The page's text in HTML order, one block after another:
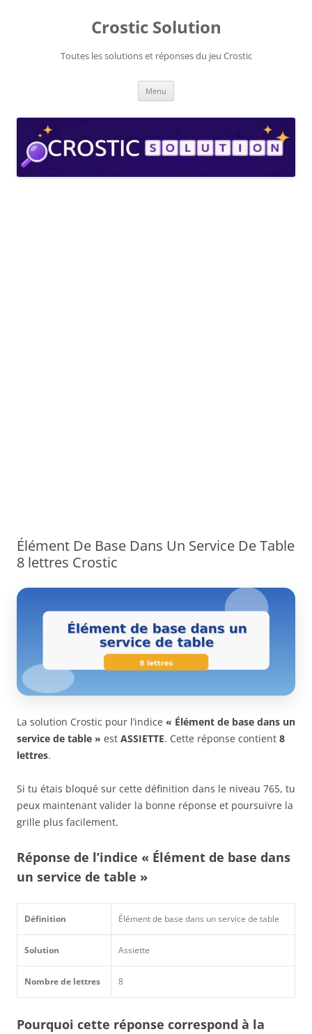
Crostic Solution
Toutes les solutions et réponses du jeu Crostic
Menu
Élément De Base Dans Un Service De Table
8 lettres Crostic
La solution Crostic pour l’indice « Élément de base dans un
service de table » est ASSIETTE. Cette réponse contient 8
lettres.
Si tu étais bloqué sur cette définition dans le niveau 765, tu
peux maintenant valider la bonne réponse et poursuivre la
grille plus facilement.
Réponse de l’indice « Élément de base dans
un service de table »
Définition Élément de base dans un service de table
Solution Assiette
Nombre de lettres 8
Pourquoi cette réponse correspond à la